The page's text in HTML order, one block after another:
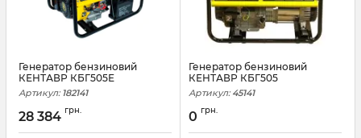
Генератор бензиновий
КЕНТАВР КБГ505Е
Артикул: 182141
28 384 грн.
Генератор бензиновий
КЕНТАВР КБГ505
Артикул: 45141
0 грн.